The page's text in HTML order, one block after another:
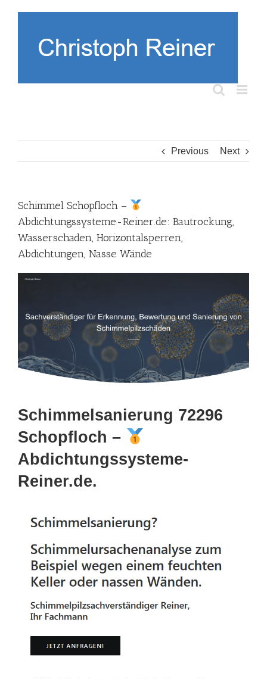
Previous Next
Schimmel Schopfloch –
Abdichtungssysteme-Reiner.de: Bautrockung,
Wasserschaden, Horizontalsperren,
Abdichtungen, Nasse Wände
Schimmelsanierung 72296
Schopfloch –
Abdichtungssysteme-
Reiner.de.